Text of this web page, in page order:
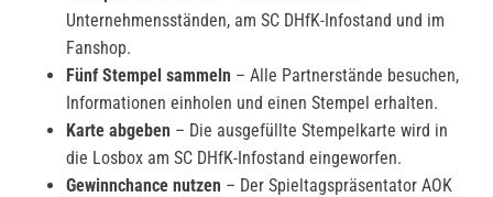
Unternehmensständen, am SC DHfK-Infostand und im
Fanshop.
Fünf Stempel sammeln – Alle Partnerstände besuchen,
Informationen einholen und einen Stempel erhalten.
Karte abgeben – Die ausgefüllte Stempelkarte wird in
die Losbox am SC DHfK-Infostand eingeworfen.
Gewinnchance nutzen – Der Spieltagspräsentator AOK